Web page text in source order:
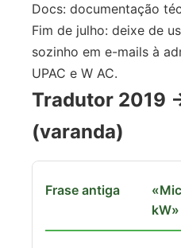
Docs: documentação
Fim de julho: deixe de
sozinho em e-mails à
UPAC e W AC.
Tradutor 2019
(varanda)
kW»